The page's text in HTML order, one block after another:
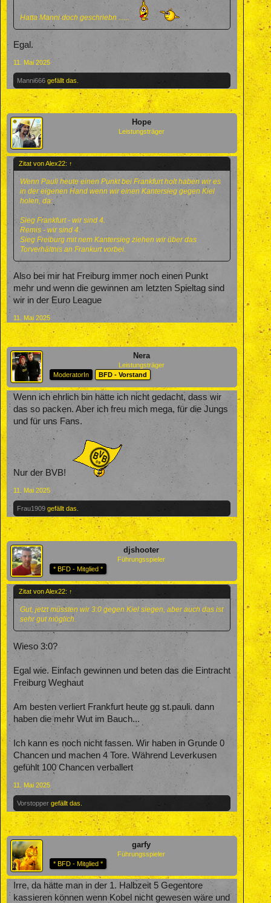
Hatta Manni doch geschriebn ......
Egal.
11. Mai 2025
Manni666 gefällt das.
Hope
Leistungsträger
Zitat von Alex22: ↑
Wenn Pauli heute einen Punkt bei Frankfurt holt haben wir es
in der eigenen Hand wenn wir einen Kantersieg gegen Kiel
holen, da:
Sieg Frankfurt - wir sind 4.
Remis - wir sind 4.
Sieg Freiburg mit nem Kantersieg ziehen wir über das
Torverhältnis an Frankurt vorbei.
Also bei mir hat Freiburg immer noch einen Punkt
mehr und wenn die gewinnen am letzten Spieltag sind
wir in der Euro League
11. Mai 2025
Nera
Leistungsträger
ModeratorIn
BFD - Vorstand
Wenn ich ehrlich bin hätte ich nicht gedacht, dass wir
das so packen. Aber ich freu mich mega, für die Jungs
und für uns Fans.
Nur der BVB!
11. Mai 2025
Frau1909 gefällt das.
djshooter
Führungsspieler
* BFD - Mitglied *
Zitat von Alex22: ↑
Gut, jetzt müssten wir 3:0 gegen Kiel siegen, aber auch das ist
sehr gut möglich.
Wieso 3:0?
Egal wie. Einfach gewinnen und beten das die Eintracht
Freiburg Weghaut
Am besten verliert Frankfurt heute gg st.pauli. dann
haben die mehr Wut im Bauch...
Ich kann es noch nicht fassen. Wir haben in Grunde 0
Chancen und machen 4 Tore. Während Leverkusen
gefühlt 100 Chancen verballert
11. Mai 2025
Vorstopper gefällt das.
garfy
Führungsspieler
* BFD - Mitglied *
Irre, da hätte man in der 1. Halbzeit 5 Gegentore
kassieren können wenn Kobel nicht gewesen wäre und